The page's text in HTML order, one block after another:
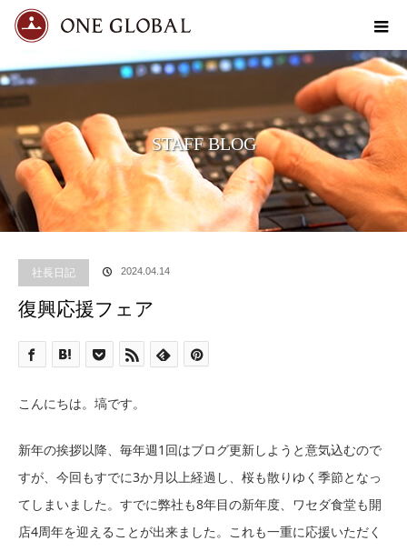
STAFF BLOG
社長日記 2024.04.14
復興応援フェア
こんにちは。塙です。
新年の挨拶以降、毎年週1回はブログ更新しようと意気込むので
すが、今回もすでに3か月以上経過し、桜も散りゆく季節となっ
てしまいました。すでに弊社も8年目の新年度、ワセダ食堂も開
店4周年を迎えることが出来ました。これも一重に応援いただく